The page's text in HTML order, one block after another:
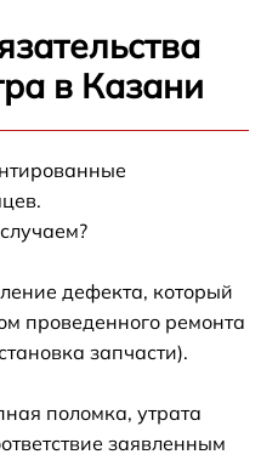
в Казани
дефекта, который
проведенного ремонта
запчасти).
поломка, утрата
заявленным